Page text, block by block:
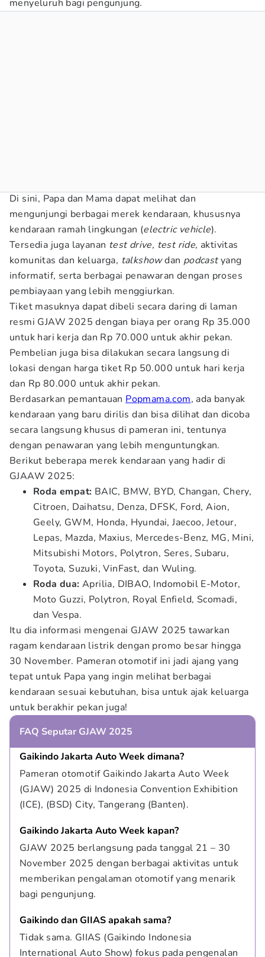
menyeluruh bagi pengunjung.
Di sini, Papa dan Mama dapat melihat dan
mengunjungi berbagai merek kendaraan, khususnya
kendaraan ramah lingkungan (electric vehicle).
Tersedia juga layanan test drive, test ride, aktivitas
komunitas dan keluarga, talkshowdan podcastyang
informatif, serta berbagai penawaran dengan proses
pembiayaan yang lebih menggiurkan.
Tiket masuknya dapat dibeli secara daring di laman
resmi GJAW 2025 dengan biaya per orang Rp 35.000
untuk hari kerja dan Rp 70.000 untuk akhir pekan.
Pembelian juga bisa dilakukan secara langsung di
lokasi dengan harga tiket Rp 50.000 untuk hari kerja
dan Rp 80.000 untuk akhir pekan.
Berdasarkan pemantauan Popmama.com, ada banyak
kendaraan yang baru dirilis dan bisa dilihat dan dicoba
secara langsung khusus di pameran ini, tentunya
dengan penawaran yang lebih menguntungkan.
Berikut beberapa merek kendaraan yang hadir di
GJAAW 2025:
Roda empat: BAIC, BMW, BYD, Changan, Chery,
Citroen, Daihatsu, Denza, DFSK, Ford, Aion,
Geely, GWM, Honda, Hyundai, Jaecoo, Jetour,
Lepas, Mazda, Maxius, Mercedes-Benz, MG, Mini,
Mitsubishi Motors, Polytron, Seres, Subaru,
Toyota, Suzuki, VinFast, dan Wuling.
Roda dua: Aprilia, DIBAO, Indomobil E-Motor,
Moto Guzzi, Polytron, Royal Enfield, Scomadi,
dan Vespa.
Itu dia informasi mengenai GJAW 2025 tawarkan
ragam kendaraan listrik dengan promo besar hingga
30 November. Pameran otomotif ini jadi ajang yang
tepat untuk Papa yang ingin melihat berbagai
kendaraan sesuai kebutuhan, bisa untuk ajak keluarga
untuk berakhir pekan juga!
FAQ Seputar GJAW 2025
Gaikindo Jakarta Auto Week dimana?
Pameran otomotif Gaikindo Jakarta Auto Week
(GJAW) 2025 di Indonesia Convention Exhibition
(ICE), (BSD) City, Tangerang (Banten).
Gaikindo Jakarta Auto Week kapan?
GJAW 2025 berlangsung pada tanggal 21 – 30
November 2025 dengan berbagai aktivitas untuk
memberikan pengalaman otomotif yang menarik
bagi pengunjung.
Gaikindo dan GIIAS apakah sama?
Tidak sama. GIIAS (Gaikindo Indonesia
International Auto Show) fokus pada pengenalan